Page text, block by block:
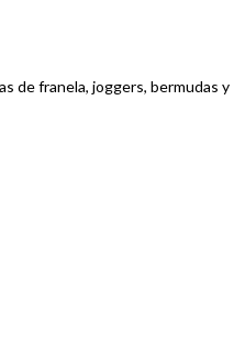
de franela, joggers, bermudas y